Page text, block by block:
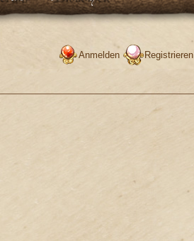
Registrieren
Anmelden